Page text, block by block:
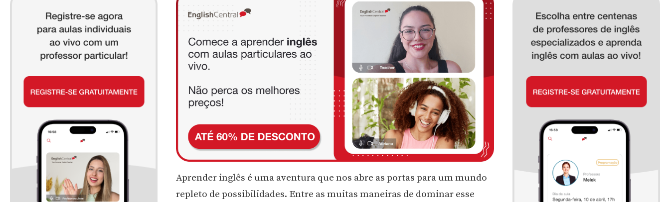
Aprender inglês é uma aventura que nos abre as portas para um mundo
repleto de possibilidades. Entre as muitas maneiras de dominar esse